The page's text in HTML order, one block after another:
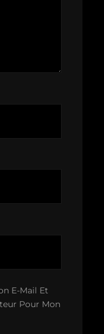
E-Mail Et
Pour Mon